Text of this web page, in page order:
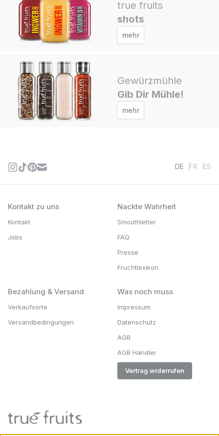
true fruits
shots
mehr
Gewürzmühle
Gib Dir Mühle!
mehr
DE FR ES
Kontakt zu uns
Kontakt
Jobs
Nackte Wahrheit
Smoothletter
FAQ
Presse
Fruchtlexikon
Bezahlung & Versand
Verkaufsorte
Versandbedingungen
Was noch muss
Impressum
Datenschutz
AGB
AGB Händler
Vertrag widerrufen